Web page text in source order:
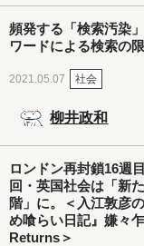
頻発する「検索汚染
ワードによる検索の
2021.05.07 社会
柳井政和
ロンドン再封鎖16週
回・英国社会は「新
階」に。＜入江敦彦
め喰らい日記』嫌々
Returns＞